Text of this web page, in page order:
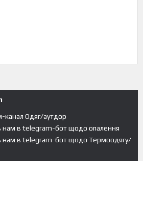
канал Одяг/аутдор
нам в telegram-бот щодо опалення
нам в telegram-бот щодо Термоодягу/